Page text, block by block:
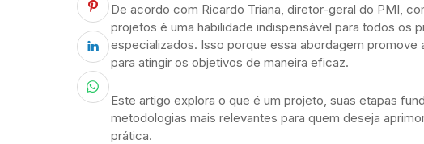
De acordo com Ricardo Triana, diretor-geral do PMI,
projetos é uma habilidade indispensável para todos os
especializados. Isso porque essa abordagem
para atingir os objetivos de maneira eficaz.
Este artigo explora o que é um projeto, suas etapas
metodologias mais relevantes para quem deseja
prática.